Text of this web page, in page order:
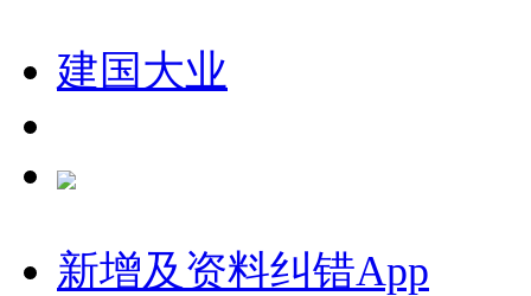
建国大业
新增及资料纠错App